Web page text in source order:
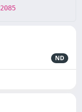
ND